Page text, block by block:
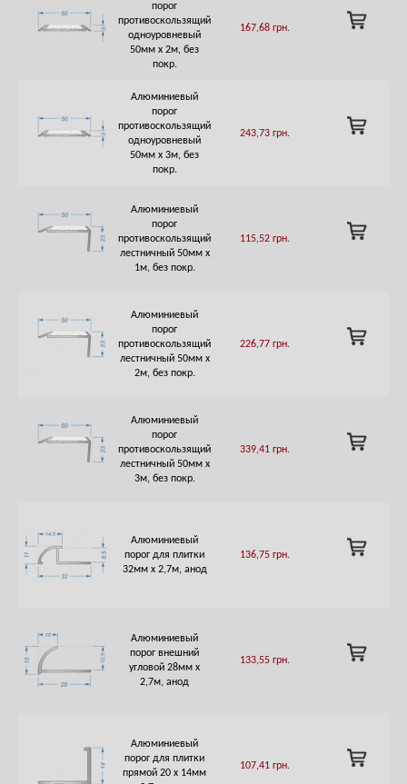
порог
противоскользящий
одноуровневый
50мм х 2м, без
покр.
167,68 грн.
ADD
TO
Алюминиевый
порог
противоскользящий
одноуровневый
50мм х 3м, без
покр.
243,73 грн.
ADD
TO
Алюминиевый
порог
противоскользящий
лестничный 50мм х
1м, без покр.
115,52 грн.
ADD
TO
Алюминиевый
порог
противоскользящий
лестничный 50мм х
2м, без покр.
226,77 грн.
ADD
TO
Алюминиевый
порог
противоскользящий
лестничный 50мм х
3м, без покр.
339,41 грн.
ADD
TO
Алюминиевый
порог для плитки
32мм х 2,7м, анод
136,75 грн.
ADD
TO
Алюминиевый
порог внешний
угловой 28мм х
2,7м, анод
133,55 грн.
ADD
TO
Алюминиевый
порог для плитки
прямой 20 х 14мм
107,41 грн.
ADD
TO